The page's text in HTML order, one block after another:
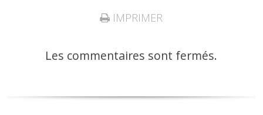
IMPRIMER
Les commentaires sont fermés.